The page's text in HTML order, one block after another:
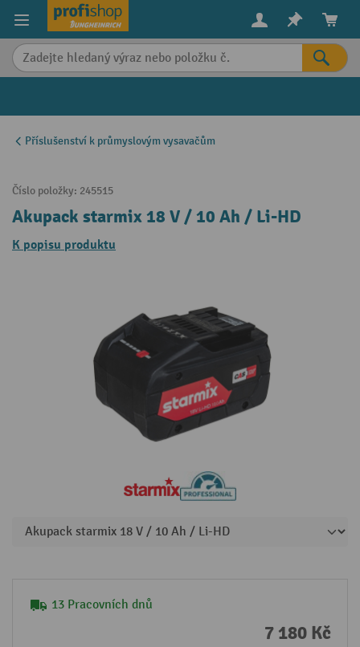
content
Příslušenství k průmyslovým vysavačům
Číslo položky: 245515
Akupack starmix 18 V / 10 Ah / Li-HD
K popisu produktu
13 Pracovních dnů
7 180 Kč